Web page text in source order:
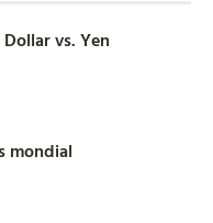
vs. Yen
mondial